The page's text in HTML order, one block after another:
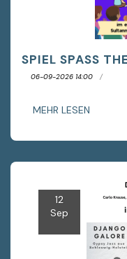
SPIEL SPASS
06-09-2026 14:00
MEHR LESEN
12
Sep